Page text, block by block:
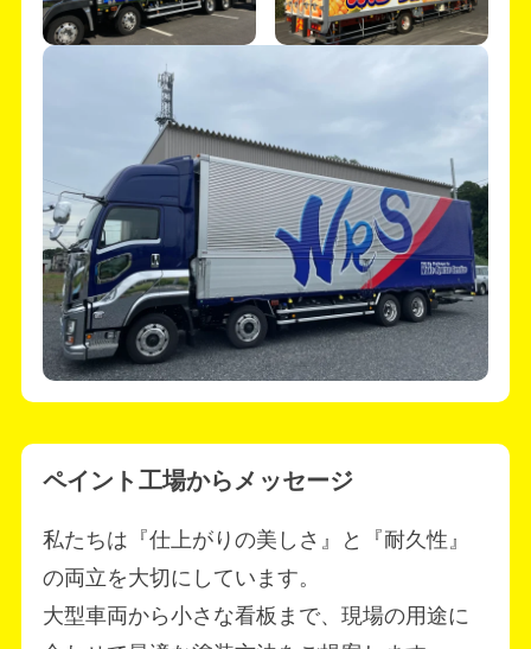
ペイント工場からメッセージ
私たちは『仕上がりの美しさ』と『耐久性』
の両立を大切にしています。
大型車両から小さな看板まで、現場の用途に